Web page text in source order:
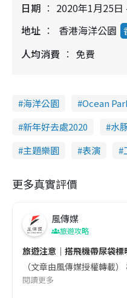
日期
2020年1月25日
地址
香港海洋公園
人均消費 免費
海洋公園 Ocean
新年好去處2020
水
主題樂園
表演
更多真實評價
風傳媒
旅遊攻略
旅遊注意｜搭飛機帶尿袋
（文章由風傳媒授權轉載
閱讀更多